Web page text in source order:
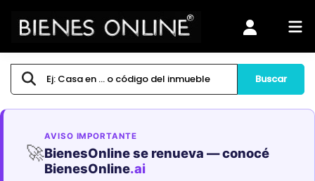
Buscar
🚀
AVISO IMPORTANTE
BienesOnline se renueva — conocé
BienesOnline.ai